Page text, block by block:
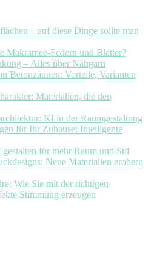
– auf diese Dinge sollte man
Makramee-Federn und Blätter?
– Alles über Nähgarn
Betonzäunen: Vorteile, Varianten
Materialien, die den
KI in der Raumgestaltung
für Ihr Zuhause: Intelligente
für mehr Raum und Stil
Neue Materialien erobern
Wie Sie mit der richtigen
Stimmung erzeugen